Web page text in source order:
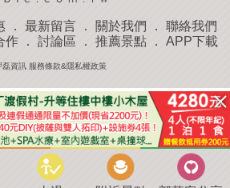
． 最新留言 ． 關於我們 ． 聯絡我們
作． 討論區 ． 推薦景點． APP下載
磊資訊 服務條款&隱私權政策